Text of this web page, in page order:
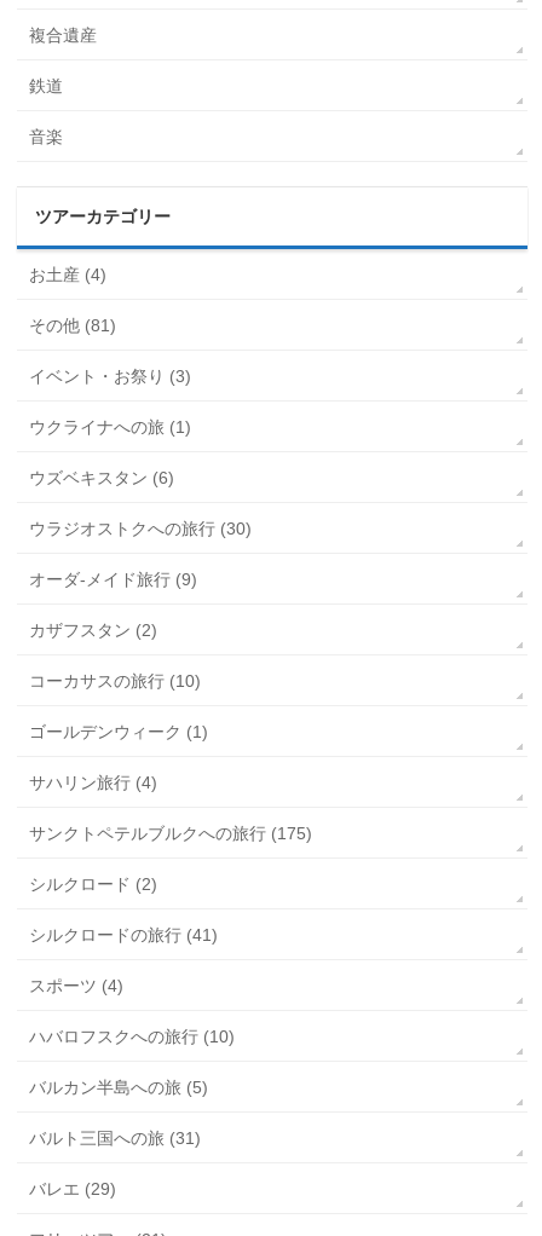
複合遺産
鉄道
音楽
ツアーカテゴリー
お土産 (4)
その他 (81)
イベント・お祭り (3)
ウクライナへの旅 (1)
ウズベキスタン (6)
ウラジオストクへの旅行 (30)
オーダ-メイド旅行 (9)
カザフスタン (2)
コーカサスの旅行 (10)
ゴールデンウィーク (1)
サハリン旅行 (4)
サンクトペテルブルクへの旅行 (175)
シルクロード (2)
シルクロードの旅行 (41)
スポーツ (4)
ハバロフスクへの旅行 (10)
バルカン半島への旅 (5)
バルト三国への旅 (31)
バレエ (29)